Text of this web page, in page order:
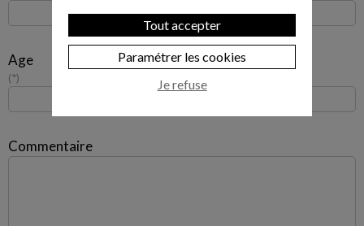
Age
*
Commentaire
Tout accepter
Paramétrer les cookies
Je refuse